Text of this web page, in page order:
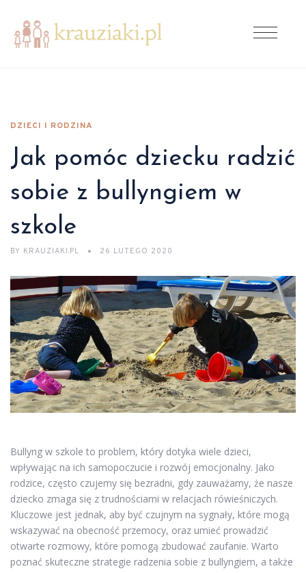
DZIECI I RODZINA
Jak pomóc dziecku radzić
sobie z bullyngiem w
szkole
BY KRAUZIAKI.PL 26 LUTEGO 2020
Bullyng w szkole to problem, który dotyka wiele dzieci,
wpływając na ich samopoczucie i rozwój emocjonalny. Jako
rodzice, często czujemy się bezradni, gdy zauważamy, że nasze
dziecko zmaga się z trudnościami w relacjach rówieśniczych.
Kluczowe jest jednak, aby być czujnym na sygnały, które mogą
wskazywać na obecność przemocy, oraz umieć prowadzić
otwarte rozmowy, które pomogą zbudować zaufanie. Warto
poznać skuteczne strategie radzenia sobie z bullyngiem, a także